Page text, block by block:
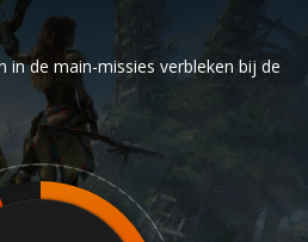
in de main-missies verbleken bij de